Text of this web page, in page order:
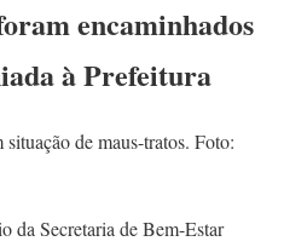
encaminhados
à Prefeitura
de maus-tratos. Foto:
da Secretaria de Bem-Estar